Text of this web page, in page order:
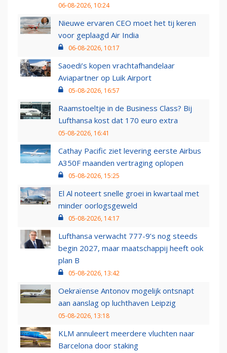
06-08-2026, 10:24
Nieuwe ervaren CEO moet het tij keren
voor geplaagd Air India
06-08-2026, 10:17
Saoedi’s kopen vrachtafhandelaar
Aviapartner op Luik Airport
05-08-2026, 16:57
Raamstoeltje in de Business Class? Bij
Lufthansa kost dat 170 euro extra
05-08-2026, 16:41
Cathay Pacific ziet levering eerste Airbus
A350F maanden vertraging oplopen
05-08-2026, 15:25
El Al noteert snelle groei in kwartaal met
minder oorlogsgeweld
05-08-2026, 14:17
Lufthansa verwacht 777-9’s nog steeds
begin 2027, maar maatschappij heeft ook
plan B
05-08-2026, 13:42
Oekraïense Antonov mogelijk ontsnapt
aan aanslag op luchthaven Leipzig
05-08-2026, 13:18
KLM annuleert meerdere vluchten naar
Barcelona door staking